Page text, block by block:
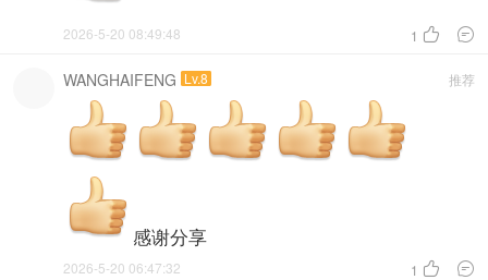
1  
2026-5-20 08:49:48
推荐
WANGHAIFENG Lv.8
感谢分享
1  
2026-5-20 06:47:32